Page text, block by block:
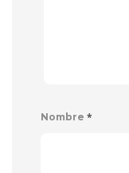
Nombre *